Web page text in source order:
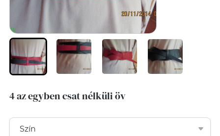
4 az egyben csat nélküli öv